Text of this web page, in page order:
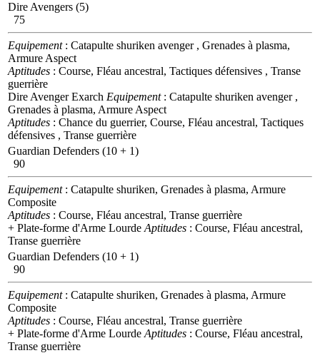
Dire Avengers (5)
75
Equipement: Catapulte shuriken avenger , Grenades à plasma,
Armure Aspect
Aptitudes : Course, Fléau ancestral, Tactiques défensives , Transe
guerrière
Dire Avenger Exarch Equipement: Catapulte shuriken avenger ,
Grenades à plasma, Armure Aspect
Aptitudes : Chance du guerrier, Course, Fléau ancestral, Tactiques
défensives , Transe guerrière
Guardian Defenders (10 + 1)
90
Equipement: Catapulte shuriken, Grenades à plasma, Armure
Composite
Aptitudes : Course, Fléau ancestral, Transe guerrière
+ Plate-forme d'Arme Lourde Aptitudes : Course, Fléau ancestral,
Transe guerrière
Guardian Defenders (10 + 1)
90
Equipement: Catapulte shuriken, Grenades à plasma, Armure
Composite
Aptitudes : Course, Fléau ancestral, Transe guerrière
+ Plate-forme d'Arme Lourde Aptitudes : Course, Fléau ancestral,
Transe guerrière